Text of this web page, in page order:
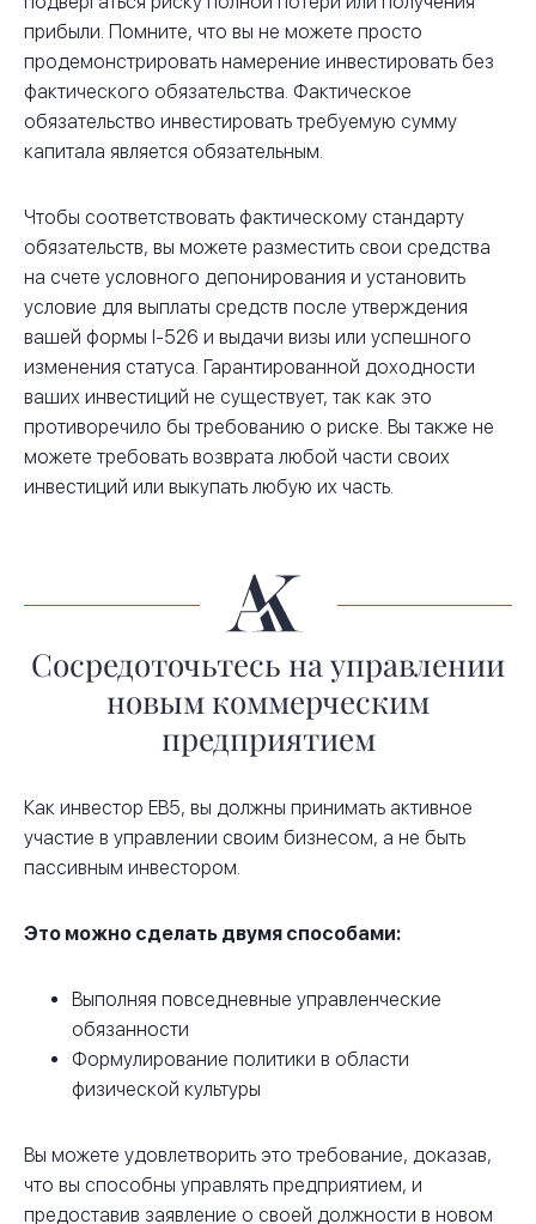
прибыли. Помните, что вы не можете просто
продемонстрировать намерение инвестировать без
фактического обязательства. Фактическое
обязательство инвестировать требуемую сумму
капитала является обязательным.
Чтобы соответствовать фактическому стандарту
обязательств, вы можете разместить свои средства
на счете условного депонирования и установить
условие для выплаты средств после утверждения
вашей формы I-526 и выдачи визы или успешного
изменения статуса. Гарантированной доходности
ваших инвестиций не существует, так как это
противоречило бы требованию о риске. Вы также не
можете требовать возврата любой части своих
инвестиций или выкупать любую их часть.
Сосредоточьтесь на управлении
новым коммерческим
предприятием
Как инвестор EB5, вы должны принимать активное
участие в управлении своим бизнесом, а не быть
пассивным инвестором.
Это можно сделать двумя способами:
Выполняя повседневные управленческие
обязанности
Формулирование политики в области
физической культуры
Вы можете удовлетворить это требование, доказав,
что вы способны управлять предприятием, и
предоставив заявление о своей должности в новом